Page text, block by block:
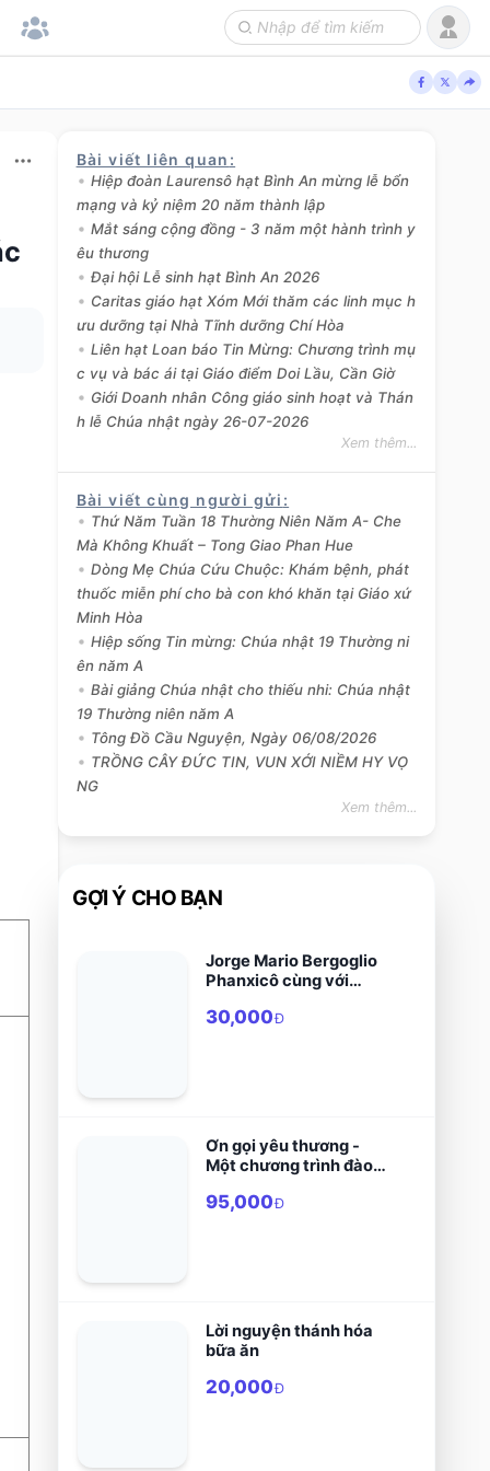
Bài viết liên quan :
Hiệp đoàn Laurensô hạt Bình An mừng lễ bổn
mạng và kỷ niệm 20 năm thành lập
Mắt sáng cộng đồng - 3 năm một hành trình y
êu thương
Đại hội Lễ sinh hạt Bình An 2026
Caritas giáo hạt Xóm Mới thăm các linh mục h
ưu dưỡng tại Nhà Tĩnh dưỡng Chí Hòa
Liên hạt Loan báo Tin Mừng: Chương trình mụ
c vụ và bác ái tại Giáo điểm Doi Lầu, Cần Giờ
Giới Doanh nhân Công giáo sinh hoạt và Thán
h lễ Chúa nhật ngày 26-07-2026
Xem thêm...
Bài viết cùng người gửi :
Thứ Năm Tuần 18 Thường Niên Năm A- Che
Mà Không Khuất – Tong Giao Phan Hue
Dòng Mẹ Chúa Cứu Chuộc: Khám bệnh, phát
thuốc miễn phí cho bà con khó khăn tại Giáo xứ
Minh Hòa
Hiệp sống Tin mừng: Chúa nhật 19 Thường ni
ên năm A
Bài giảng Chúa nhật cho thiếu nhi: Chúa nhật
19 Thường niên năm A
Tông Đồ Cầu Nguyện, Ngày 06/08/2026
TRỒNG CÂY ĐỨC TIN, VUN XỚI NIỀM HY VỌ
NG
Xem thêm...
GỢI Ý CHO BẠN
Jorge Mario Bergoglio
Phanxicô cùng với
30,000Đ
Ơn gọi yêu thương -
Một chương trình đào
95,000Đ
Lời nguyện thánh hóa
bữa ăn
20,000Đ